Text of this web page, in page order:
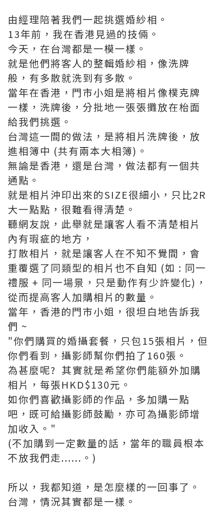
由經理陪著我們一起挑選婚紗相。
13年前，我在香港見過的技倆。
今天，在台灣都是一模一樣。
就是他們將客人的整輯婚紗相，像洗牌
般，有多散就洗到有多散。
當年在香港，門市小姐是將相片像樸克牌
一樣，洗牌後，分批地一張張攤放在枱面
給我們挑選。
台灣這一間的做法，是將相片洗牌後，放
進相簿中 (共有兩本大相簿)。
無論是香港，還是台灣，做法都有一個共
通點。
就是相片沖印出來的SIZE很細小，只比2R
大一點點，很難看得清楚。
聽網友說，此舉就是讓客人看不清楚相片
內有瑕疵的地方，
打散相片，就是讓客人在不知不覺間，會
重覆選了同類型的相片也不自知 (如 : 同一
禮服 + 同一場景，只是動作有少許變化)，
從而提高客人加購相片的數量。
當年，香港的門市小姐，很坦白地告訴我
們 ~
"你們購買的婚攝套餐，只包15張相片，但
你們看到，攝影師幫你們拍了160張。
為甚麼呢? 其實就是希望你們能額外加購
相片，每張HKD$130元。
如你們喜歡攝影師的作品，多加購一點
吧，既可給攝影師鼓勵，亦可為攝影師增
加收入。"
(不加購到一定數量的話，當年的職員根本
不放我們走......。)
所以，我都知道，是怎麼樣的一回事了。
台灣，情況其實都是一樣。